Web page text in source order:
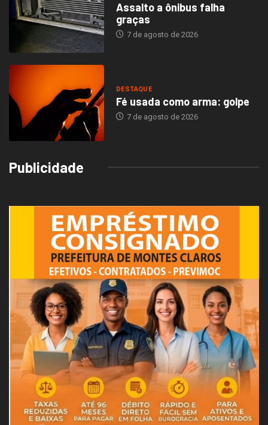
Assalto a ônibus falha
graças
7 de agosto de 2026
DESTAQUE
Fé usada como arma: golpe
7 de agosto de 2026
Publicidade